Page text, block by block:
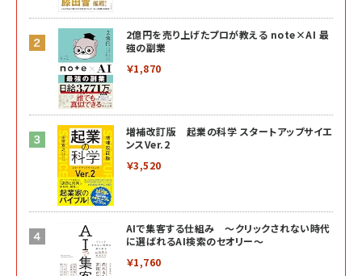
2億円を売り上げたプロが教える note×AI 最
強の副業
￥1,870
増補改訂版 起業の科学 スタートアップサイエ
ンスVer.2
￥3,520
AIで集客する仕組み ～クリックされない時代
に選ばれるAI検索のセオリー～
￥1,760